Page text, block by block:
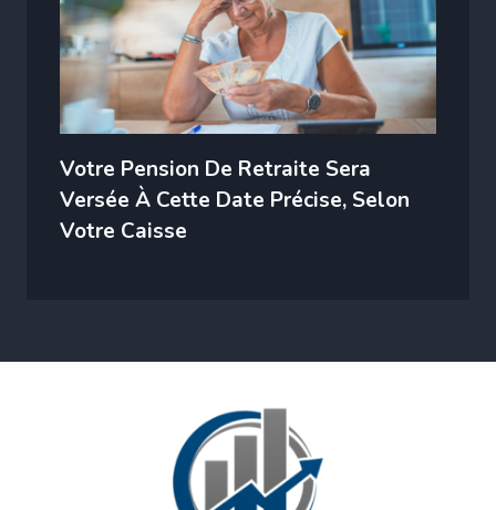
Votre Pension De Retraite Sera
Versée À Cette Date Précise, Selon
Votre Caisse